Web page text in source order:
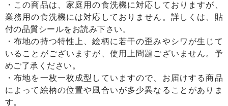
・この商品は、家庭用の食洗機に対応しておりますが、
業務用の食洗機には対応しておりません。詳しくは、貼
付の品質シールをお読み下さい。
・布地の持つ特性上、絵柄に若干の歪みやシワが生じて
いることがございますが、使用上問題ございません。予
めご了承ください。
・布地を一枚一枚成型していますので、お届けする商品
によって絵柄の位置や風合いが多少異なることがありま
す。